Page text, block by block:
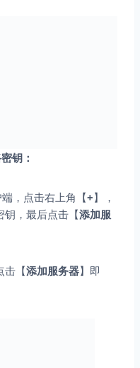
钥：
，点击右上角【+】，
钥，最后点击【添加服
击【添加服务器】即